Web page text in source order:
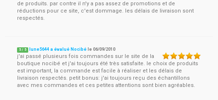
de produits. par contre il n'y a pas assez de promotions et de
réductions pour ce site, c'est dommage. les délais de livraison sont
respectés.
5 / 5 lune5644 a évalué Nocibé le06/09/2010
j'ai passé plusieurs fois commandes sur le site de la
boutique nocibé et j'ai toujours été très satisfaite. le choix de produits
est important, la commande est facile à réaliser et les délais de
livraison respectés. petit bonus: j'ai toujours reçu des échantillons
avec mes commandes et ces petites attentions sont bien agréables.